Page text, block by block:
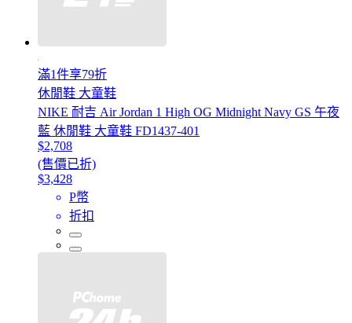
滿1件享79折
休閒鞋 大童鞋
NIKE 耐吉 Air Jordan 1 High OG Midnight Navy GS 午夜
藍 休閒鞋 大童鞋 FD1437-401
$2,708
(售價已折)
$3,428
P幣
折扣